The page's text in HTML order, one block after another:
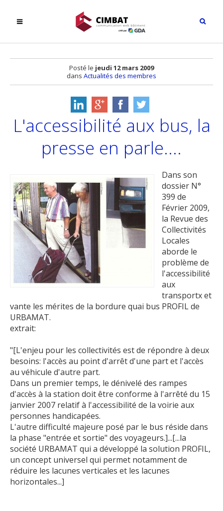
Posté le jeudi 12 mars 2009
dans Actualités des membres
L'accessibilité aux bus, la
presse en parle....
Dans son
dossier N°
399 de
Février 2009,
la Revue des
Collectivités
Locales
aborde le
problème de
l'accessibilité
aux
transportx et
vante les mérites de la bordure quai bus PROFIL de
URBAMAT.
extrait:
"[L'enjeu pour les collectivités est de répondre à deux
besoins: l'accès au point d'arrêt d'une part et l'accès
au véhicule d'autre part.
Dans un premier temps, le dénivelé des rampes
d'accès à la station doit être conforme à l'arrêté du 15
janvier 2007 relatif à l'accessibilité de la voirie aux
personnes handicapées.
L'autre difficulté majeure posé par le bus réside dans
la phase "entrée et sortie" des voyageurs.]...[...la
société URBAMAT qui a développé la solution PROFIL,
un concept universel qui permet notamment de
réduire les lacunes verticales et les lacunes
horizontales...]